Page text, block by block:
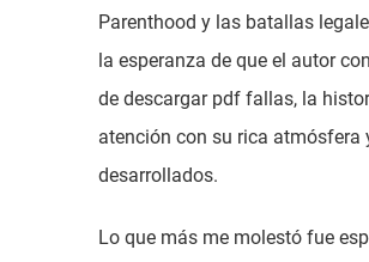
Parenthood y las batallas
la esperanza de que el autor
de descargar pdf fallas, la
atención con su rica atmósfera
desarrollados.
Lo que más me molestó fue